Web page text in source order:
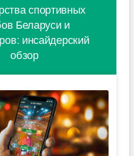
спортивных
Беларуси и
инсайдерский
обзор